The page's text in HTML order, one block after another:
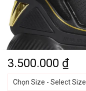
3.500.000 ₫